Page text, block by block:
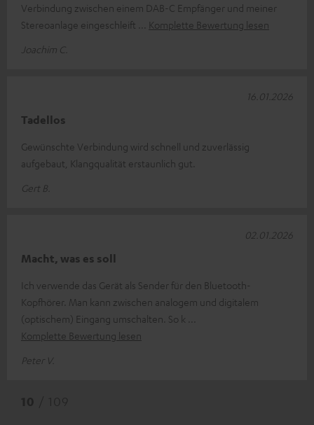
Verbindung zwischen einem DAB-C Empfänger und meiner
Stereoanlage eingeschleift
Komplette Bewertung lesen
Joachim C.
Tadellos
Gewünschte Verbindung wird schnell und zuverlässig
aufgebaut, Klangqualität erstaunlich gut.
Gert B.
16.01.2026
Macht, was es soll
Ich verwende das Gerät als Sender für den Bluetooth-
Kopfhörer. Man kann zwischen analogem und digitalem
(optischem) Eingang umschalten. So k
Komplette Bewertung lesen
Peter V.
02.01.2026